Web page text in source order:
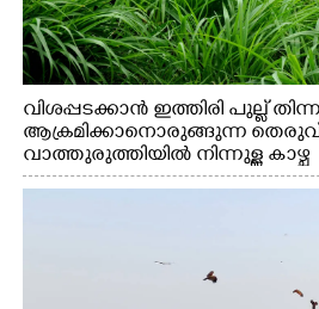
വിശപ്പടക്കാൻ ഇത്തിരി പുല്ല്
ആക്രമിക്കാനൊരുങ്ങുന്ന
വാത്തുരുത്തിയിൽ നിന്നുള്ള കാഴ്ച